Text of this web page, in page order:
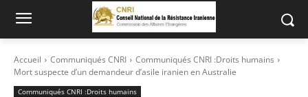
Accueil Communiqués CNRI
Communiqués CNRI :Droits humains
Mort suspecte d’un demandeur d’asile iranien en Australie
Communiqués CNRI :Droits humains